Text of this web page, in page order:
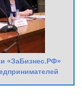
«ЗаБизнес.РФ»